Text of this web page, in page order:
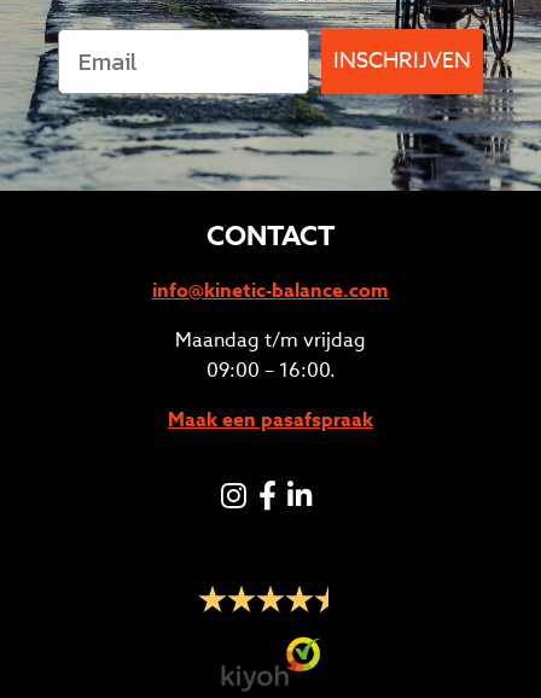
INSCHRIJVEN
CONTACT
info@kinetic-balance.com
Maandag t/m vrijdag
09:00 – 16:00.
Maak een pasafspraak
Instagram
Facebook
LinkedIN